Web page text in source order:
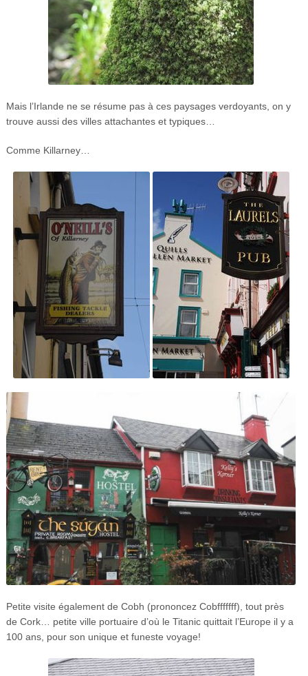
Mais l’Irlande ne se résume pas à ces paysages verdoyants, on y
trouve aussi des villes attachantes et typiques…
Comme Killarney…
Petite visite également de Cobh (prononcez Cobfffffff), tout près
de Cork… petite ville portuaire d’où le Titanic quittait l’Europe il y a
100 ans, pour son unique et funeste voyage!